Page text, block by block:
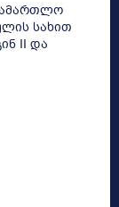
სახით
II და